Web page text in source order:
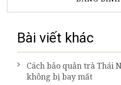
Bài viết khác
Cách bảo quản trà Thái
không bị bay mất